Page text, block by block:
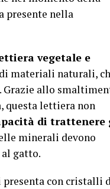
presente nella
vegetale e
materiali naturali,
Grazie allo
questa lettiera non
di trattenere
minerali devono
gatto.
presenta con cristalli